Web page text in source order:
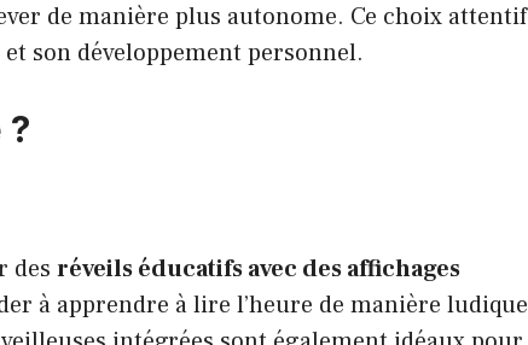
de manière plus autonome. Ce choix attentif
son développement personnel.
des réveils éducatifs avec des affichages
à apprendre à lire l’heure de manière ludique